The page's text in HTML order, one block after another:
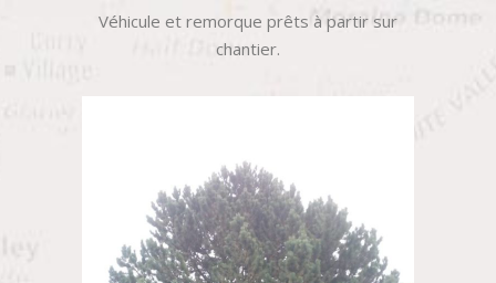
Véhicule et remorque prêts à partir sur
chantier.